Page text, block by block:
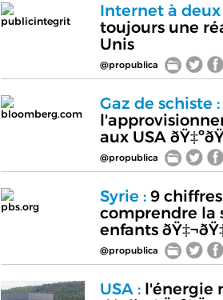
publicintegrit
Internet à deux
toujours une
Unis
@propublica
bloomberg.com
Gaz de schiste :
aux USA
@propublica
pbs.org
Syrie :9
comprendre la
enfants
@propublica
USA :l'énergie